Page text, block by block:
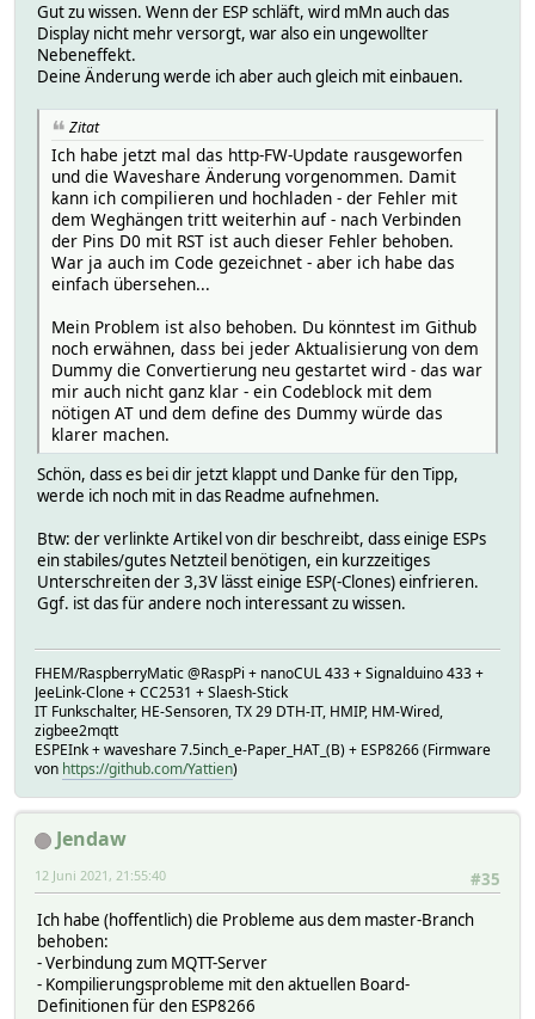
Gut zu wissen. Wenn der ESP schläft, wird mMn auch das
Display nicht mehr versorgt, war also ein ungewollter
Nebeneffekt.
Deine Änderung werde ich aber auch gleich mit einbauen.
Zitat
Ich habe jetzt mal das http-FW-Update rausgeworfen
und die Waveshare Änderung vorgenommen. Damit
kann ich compilieren und hochladen - der Fehler mit
dem Weghängen tritt weiterhin auf - nach Verbinden
der Pins D0 mit RST ist auch dieser Fehler behoben.
War ja auch im Code gezeichnet - aber ich habe das
einfach übersehen...
Mein Problem ist also behoben. Du könntest im Github
noch erwähnen, dass bei jeder Aktualisierung von dem
Dummy die Convertierung neu gestartet wird - das war
mir auch nicht ganz klar - ein Codeblock mit dem
nötigen AT und dem define des Dummy würde das
klarer machen.
Schön, dass es bei dir jetzt klappt und Danke für den Tipp,
werde ich noch mit in das Readme aufnehmen.
Btw: der verlinkte Artikel von dir beschreibt, dass einige ESPs
ein stabiles/gutes Netzteil benötigen, ein kurzzeitiges
Unterschreiten der 3,3V lässt einige ESP(-Clones) einfrieren.
Ggf. ist das für andere noch interessant zu wissen.
FHEM/RaspberryMatic @RaspPi + nanoCUL 433 + Signalduino 433 +
JeeLink-Clone + CC2531 + Slaesh-Stick
IT Funkschalter, HE-Sensoren, TX 29 DTH-IT, HMIP, HM-Wired,
zigbee2mqtt
ESPEInk + waveshare 7.5inch_e-Paper_HAT_(B) + ESP8266 (Firmware
von https://github.com/Yattien)
Jendaw
#35
12 Juni 2021, 21:55:40
Ich habe (hoffentlich) die Probleme aus dem master-Branch
behoben:
- Verbindung zum MQTT-Server
- Kompilierungsprobleme mit den aktuellen Board-
Definitionen für den ESP8266